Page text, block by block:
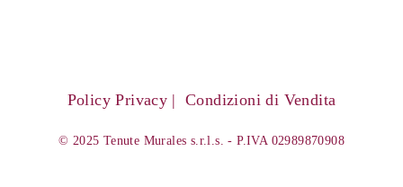
Policy Privacy Condizioni di Vendita
© 2025 Tenute Murales s.r.l.s. - P.IVA 02989870908